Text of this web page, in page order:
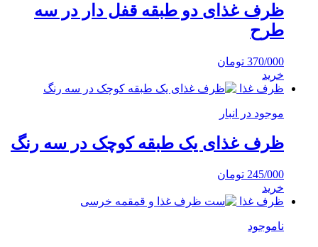
ظرف غذای دو طبقه قفل دار در سه
طرح
370/000 تومان
خرید
ظرف غذا
موجود در انبار
ظرف غذای یک طبقه کوچک در سه رنگ
245/000 تومان
خرید
ظرف غذا
ناموجود